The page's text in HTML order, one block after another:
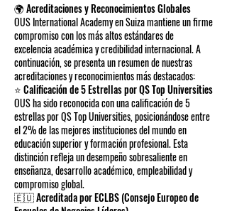
🌍 Acreditaciones y Reconocimientos Globales
OUS International Academy en Suiza mantiene un firme
compromiso con los más altos estándares de
excelencia académica y credibilidad internacional. A
continuación, se presenta un resumen de nuestras
acreditaciones y reconocimientos más destacados:
⭐ Calificación de 5 Estrellas por QS Top Universities
OUS ha sido reconocida con una calificación de 5
estrellas por QS Top Universities, posicionándose entre
el 2% de las mejores instituciones del mundo en
educación superior y formación profesional. Esta
distinción refleja un desempeño sobresaliente en
enseñanza, desarrollo académico, empleabilidad y
compromiso global.
🇪🇺 Acreditada por ECLBS (Consejo Europeo de